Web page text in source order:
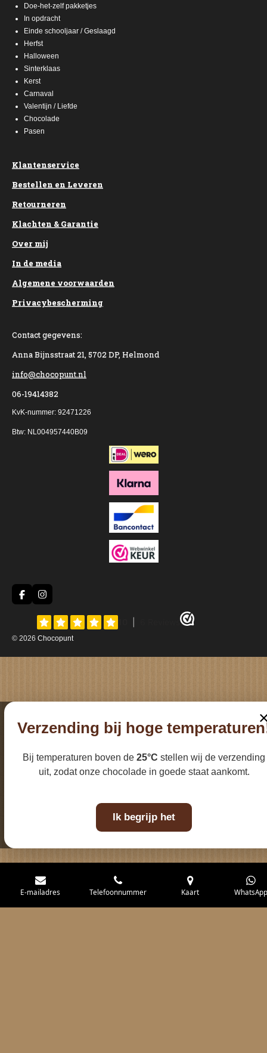
Doe-het-zelf pakketjes
In opdracht
Einde schooljaar / Geslaagd
Herfst
Halloween
Sinterklaas
Kerst
Carnaval
Valentijn / Liefde
Chocolade
Pasen
Klantenservice
Bestellen en Leveren
Retourneren
Klachten & Garantie
Over mij
In de media
Algemene voorwaarden
Privacybescherming
Contact gegevens:
Anna Bijnsstraat 21, 5702 DP, Helmond
info@chocopunt.nl
06-19414382
KvK-nummer: 92471226
Btw: NL004957440B09
F
a
b
o
I
n
s
t
a
g
© 2026 Chocopunt
E-mailadres Telefoonnummer Kaart WhatsApp
Verzending bij hoge
Bij temperaturen boven de 25°C stellen wij de verzending
uit, zodat onze chocolade in goede staat aankomt.
Ik begrijp het